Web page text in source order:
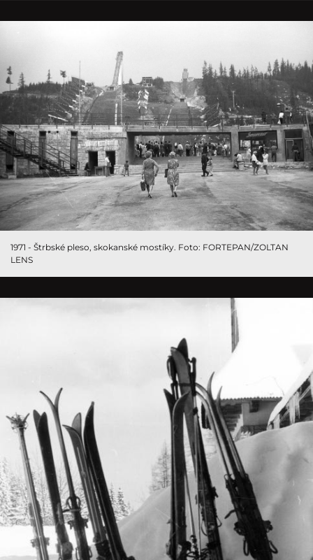
1971 - Štrbské pleso, skokanské mostíky. Foto: FORTEPAN/ZOLTAN
LENS